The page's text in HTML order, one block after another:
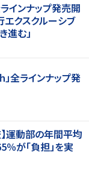
インナップ発売開
クスクルーシブ
進む」
全ラインナップ発
運動部の年間平均
が「負担」を実